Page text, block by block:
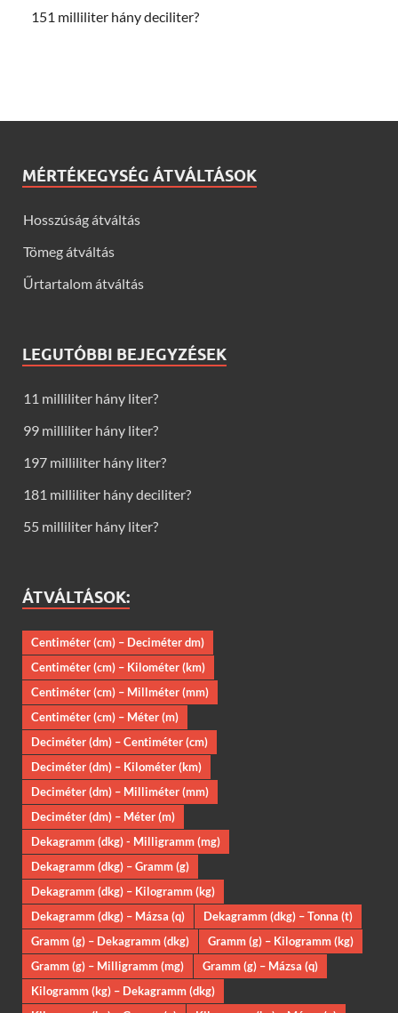
151 milliliter hány deciliter?
MÉRTÉKEGYSÉG ÁTVÁLTÁSOK
Hosszúság átváltás
Tömeg átváltás
Űrtartalom átváltás
LEGUTÓBBI BEJEGYZÉSEK
11 milliliter hány liter?
99 milliliter hány liter?
197 milliliter hány liter?
181 milliliter hány deciliter?
55 milliliter hány liter?
ÁTVÁLTÁSOK:
Centiméter (cm) – Deciméter dm)
Centiméter (cm) – Kilométer (km)
Centiméter (cm) – Millméter (mm)
Centiméter (cm) – Méter (m)
Deciméter (dm) – Centiméter (cm)
Deciméter (dm) – Kilométer (km)
Deciméter (dm) – Milliméter (mm)
Deciméter (dm) – Méter (m)
Dekagramm (dkg) - Milligramm (mg)
Dekagramm (dkg) – Gramm (g)
Dekagramm (dkg) – Kilogramm (kg)
Dekagramm (dkg) – Mázsa (q)
Dekagramm (dkg) – Tonna (t)
Gramm (g) – Dekagramm (dkg)
Gramm (g) – Kilogramm (kg)
Gramm (g) – Milligramm (mg)
Gramm (g) – Mázsa (q)
Kilogramm (kg) – Dekagramm (dkg)